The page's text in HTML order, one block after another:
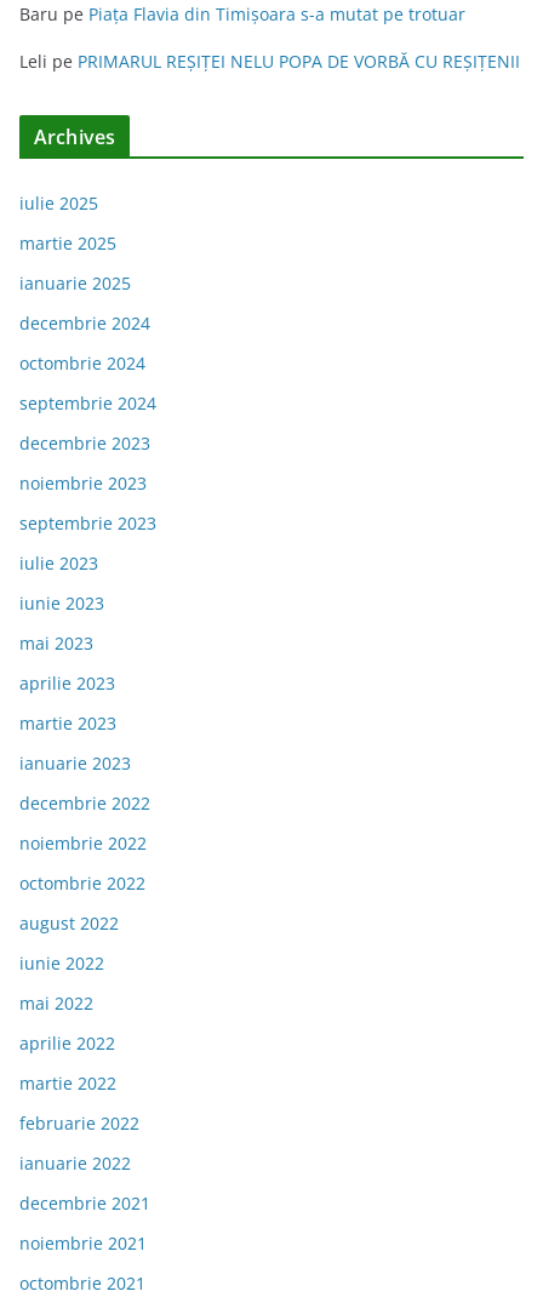
Baru pe Piața Flavia din Timişoara s-a mutat pe trotuar
Leli pe PRIMARUL REŞIŢEI NELU POPA DE VORBĂ CU REŞIŢENII
Archives
iulie 2025
martie 2025
ianuarie 2025
decembrie 2024
octombrie 2024
septembrie 2024
decembrie 2023
noiembrie 2023
septembrie 2023
iulie 2023
iunie 2023
mai 2023
aprilie 2023
martie 2023
ianuarie 2023
decembrie 2022
noiembrie 2022
octombrie 2022
august 2022
iunie 2022
mai 2022
aprilie 2022
martie 2022
februarie 2022
ianuarie 2022
decembrie 2021
noiembrie 2021
octombrie 2021